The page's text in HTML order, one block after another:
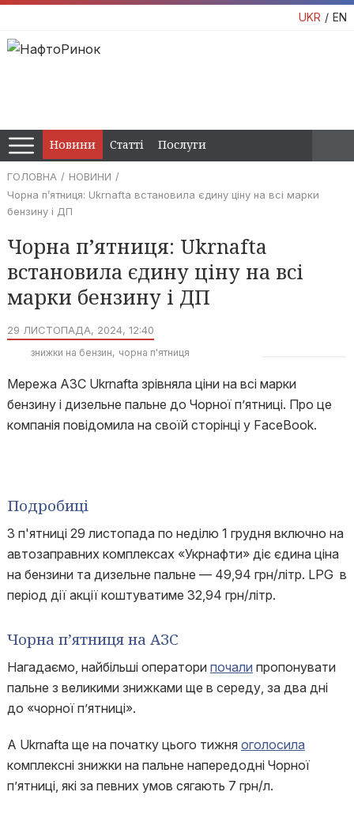
UKR EN
Новини Статті Послуги
ГОЛОВНА
НОВИНИ
Чорна п’ятниця: Ukrnafta встановила єдину ціну на всі марки
бензину і ДП
Чорна п’ятниця: Ukrnafta
встановила єдину ціну на всі
марки бензину і ДП
29 ЛИСТОПАДА, 2024, 12:40
знижки на бензин чорна п'ятниця
Мережа АЗС Ukrnafta зрівняла ціни на всі марки
бензину і дизельне пальне до Чорної п’ятниці. Про це
компанія повідомила на своїй сторінці у FaceBook.
Подробиці
З п'ятниці 29 листопада по неділю 1 грудня включно на
автозаправних комплексах «Укрнафти» діє єдина ціна
на бензини та дизельне пальне — 49,94 грн/літр. LPG в
період дії акції коштуватиме 32,94 грн/літр.
Чорна п’ятниця на АЗС
Нагадаємо, найбільші оператори почали пропонувати
пальне з великими знижками ще в середу, за два дні
до «чорної п’ятниці».
А Ukrnafta ще на початку цього тижня оголосила
комплексні знижки на пальне напередодні Чорної
п’ятниці, які за певних умов сягають 7 грн/л.